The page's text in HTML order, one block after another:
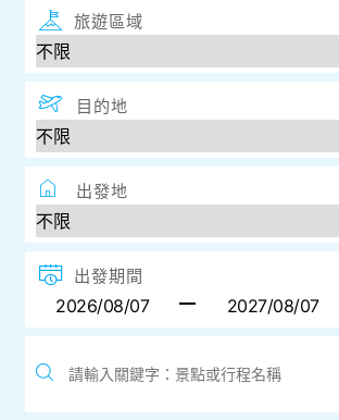
旅遊區域
目的地
出發地
出發期間